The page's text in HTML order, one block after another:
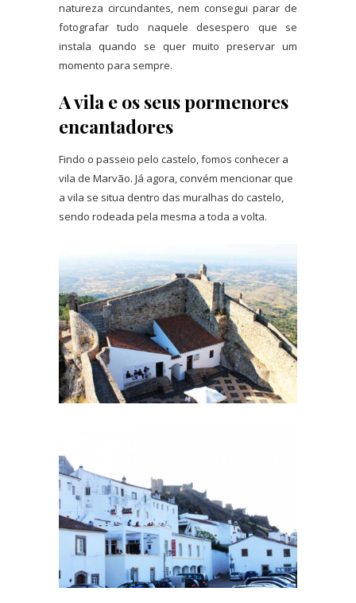
natureza circundantes, nem consegui parar de
fotografar tudo naquele desespero que se
instala quando se quer muito preservar um
momento para sempre.
A vila e os seus pormenores
encantadores
Findo o passeio pelo castelo, fomos conhecer a
vila de Marvão. Já agora, convém mencionar que
a vila se situa dentro das muralhas do castelo,
sendo rodeada pela mesma a toda a volta.